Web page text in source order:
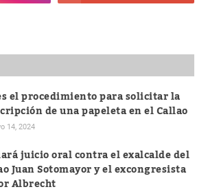
el procedimiento para solicitar la
de una papeleta en el Callao
14, 2024
juicio oral contra el exalcalde del
Juan Sotomayor y el excongresista
Albrecht